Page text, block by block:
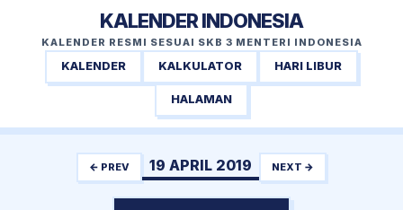
KALENDER INDONESIA
KALENDER RESMI SESUAI SKB 3 MENTERI INDONESIA
KALENDER KALKULATOR HARI LIBUR
HALAMAN
← PREV 19 APRIL 2019 NEXT →